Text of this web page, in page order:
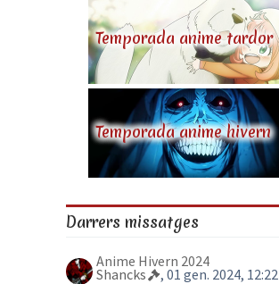
Temporada anime tardor
Temporada anime hivern
Darrers missatges
Anime Hivern 2024
Shancks
, 01 gen. 2024, 12:22